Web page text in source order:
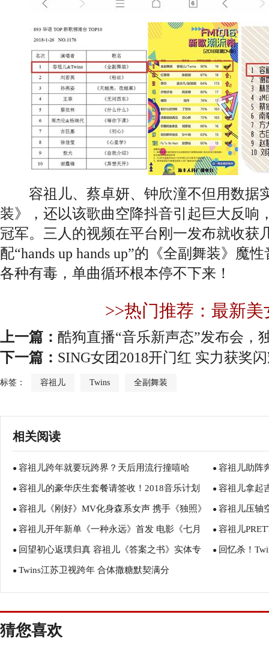
容祖儿、蔡卓妍、钟欣潼不但用数据
装》，还以该歌曲空降抖音引起巨大反响
冠军。三人的视频在平台刚一发布就收获
配“hands up hands up”的《全副舞装》魔
各种有毒，单曲循环根本停不下来！
>>热门推荐：最新美
上一篇： 酷狗直播“音乐新声态”发布会，
下一篇： SING女团2018开门红 实力获奖
标签： 容祖儿 Twins 全副舞装
相关阅读
● 容祖儿跨年就要玩跨界？天后用流行撞嘻哈 ● 容祖儿助阵
覆献唱反差萌
● 容祖儿的豪华庆生套餐请签收！2018音乐计划
正在筹备中
● 容祖儿拿起
书》三度落泪
● 容祖儿《刚好》MV化身森系女声 携手《独照》
音乐人重启经典魔力
● 容祖儿压轴
大》好听哭了
● 容祖儿开年新单《一种永远》首发 电影《七月
与安生》金牌音乐人担任编曲
● 容祖儿
最“CRAZY”
● 回望初心返璞归真 容祖儿《答案之书》实体专
辑暖心发售
● 回忆杀！
● Twins江苏卫视跨年 合体撒糖默契满分
猜您喜欢